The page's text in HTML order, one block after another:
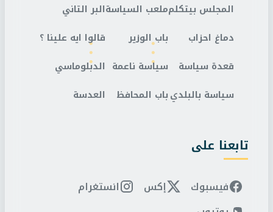
المجلس بيتكلم
دماغ احزاب
قعدة سياسة
سياسة بالبلدي
ملعب السياسة
باب الوزير
سياسة ناعمة
باب المحافظ
البر التاني
قالوا ايه علينا ؟
الدبلوماسي
العدسة
تابعنا على
فيسبوك إكس
انستغرام